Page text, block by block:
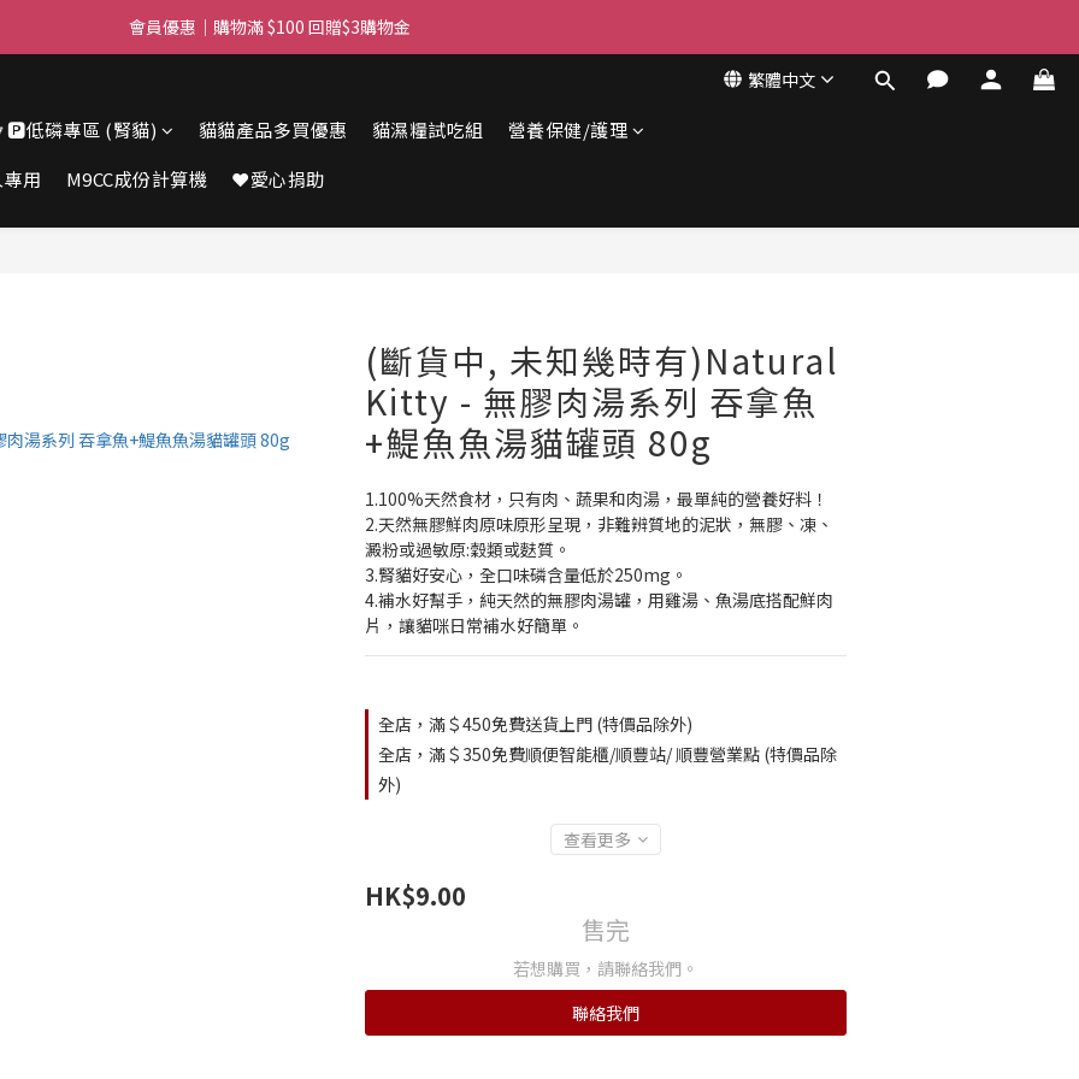
滿$450免費送貨上門 I 滿$350免運 順豐自取
會員優惠｜購物滿 $100 回贈$3購物金
繁體中文
低磷專區 (腎貓) 貓貓產品多買優惠 貓濕糧試吃組
營養保健/護理
用
M9CC成份計算機 ❤️愛心捐助
(斷貨中, 未知幾時有)Natural
Kitty - 無膠肉湯系列 吞拿魚
+鯷魚魚湯貓罐頭 80g
1.100%天然食材，只有肉、蔬果和肉湯，最單純的營養好料！
2.天然無膠鮮肉原味原形呈現，非難辨質地的泥狀，無膠、凍、
澱粉或過敏原:穀類或麩質。
3.腎貓好安心，全口味磷含量低於250mg。
4.補水好幫手，純天然的無膠肉湯罐，用雞湯、魚湯底搭配鮮肉
片，讓貓咪日常補水好簡單。
全店，滿＄450免費送貨上門 (特價品除外)
全店，滿＄350免費順便智能櫃/順豐站/ 順豐營業點 (特價品除
外)
查看更多
HK$9.00
售完
若想購買，請聯絡我們。
聯絡我們